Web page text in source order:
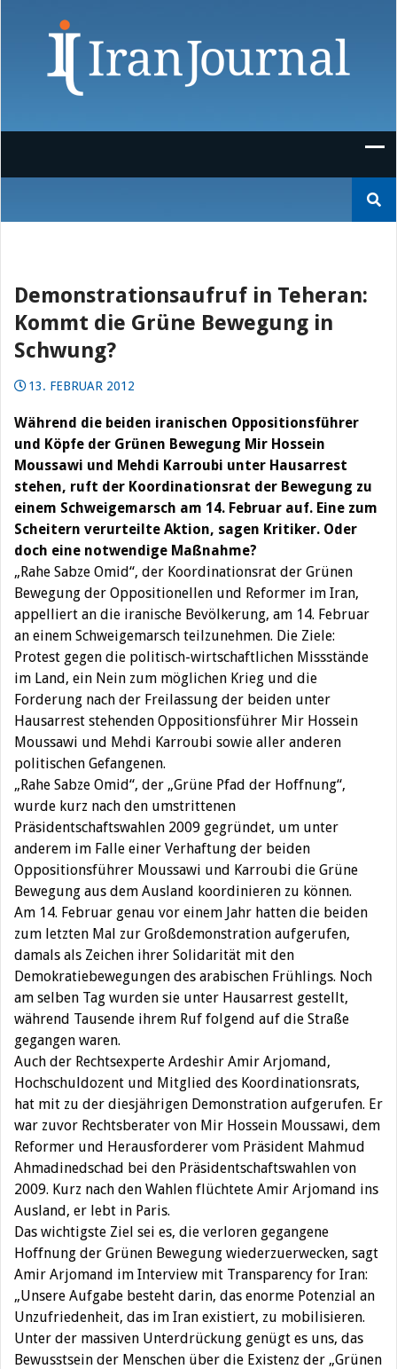
nach:
Demonstrationsaufruf in Teheran:
Kommt die Grüne Bewegung in
Schwung?
13. FEBRUAR 2012
Während die beiden iranischen Oppositionsführer
und Köpfe der Grünen Bewegung Mir Hossein
Moussawi und Mehdi Karroubi unter Hausarrest
stehen, ruft der Koordinationsrat der Bewegung zu
einem Schweigemarsch am 14. Februar auf. Eine zum
Scheitern verurteilte Aktion, sagen Kritiker. Oder
doch eine notwendige Maßnahme?
„Rahe Sabze Omid“, der Koordinationsrat der Grünen
Bewegung der Oppositionellen und Reformer im Iran,
appelliert an die iranische Bevölkerung, am 14. Februar
an einem Schweigemarsch teilzunehmen. Die Ziele:
Protest gegen die politisch-wirtschaftlichen Missstände
im Land, ein Nein zum möglichen Krieg und die
Forderung nach der Freilassung der beiden unter
Hausarrest stehenden Oppositionsführer Mir Hossein
Moussawi und Mehdi Karroubi sowie aller anderen
politischen Gefangenen.
„Rahe Sabze Omid“, der „Grüne Pfad der Hoffnung“,
wurde kurz nach den umstrittenen
Präsidentschaftswahlen 2009 gegründet, um unter
anderem im Falle einer Verhaftung der beiden
Oppositionsführer Moussawi und Karroubi die Grüne
Bewegung aus dem Ausland koordinieren zu können.
Am 14. Februar genau vor einem Jahr hatten die beiden
zum letzten Mal zur Großdemonstration aufgerufen,
damals als Zeichen ihrer Solidarität mit den
Demokratiebewegungen des arabischen Frühlings. Noch
am selben Tag wurden sie unter Hausarrest gestellt,
während Tausende ihrem Ruf folgend auf die Straße
gegangen waren.
Auch der Rechtsexperte Ardeshir Amir Arjomand,
Hochschuldozent und Mitglied des Koordinationsrats,
hat mit zu der diesjährigen Demonstration aufgerufen. Er
war zuvor Rechtsberater von Mir Hossein Moussawi, dem
Reformer und Herausforderer vom Präsident Mahmud
Ahmadinedschad bei den Präsidentschaftswahlen von
2009. Kurz nach den Wahlen flüchtete Amir Arjomand ins
Ausland, er lebt in Paris.
Das wichtigste Ziel sei es, die verloren gegangene
Hoffnung der Grünen Bewegung wiederzuerwecken, sagt
Amir Arjomand im Interview mit Transparency for Iran:
„Unsere Aufgabe besteht darin, das enorme Potenzial an
Unzufriedenheit, das im Iran existiert, zu mobilisieren.
Unter der massiven Unterdrückung genügt es uns, das
Bewusstsein der Menschen über die Existenz der „Grünen